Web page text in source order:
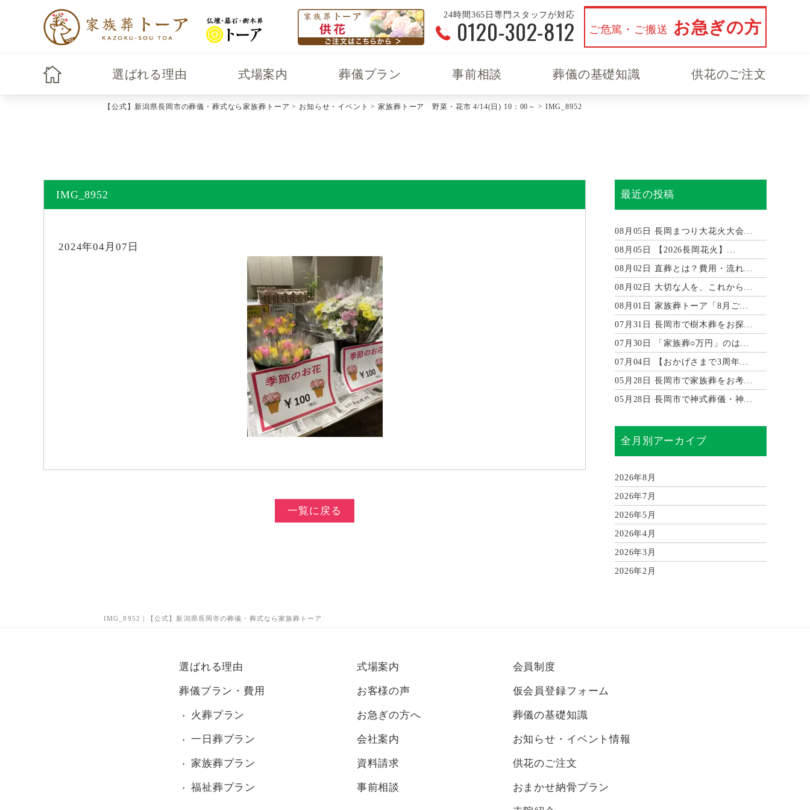
24時間365日専門スタッフが対応
0120-302-812 ご危篤・ご搬送 お急ぎの方
選ばれる理由 式場案内 葬儀プラン 事前相談 葬儀の基礎知識 供花のご注文
【公式】新潟県長岡市の葬儀・葬式なら家族葬トーア > お知らせ・イベント >家族葬トーア 野菜・花市 4/14(日) 10：00～ > IMG_8952
IMG_8952 | 【公式】新潟県長岡市の葬儀・葬式なら家族葬トーア
IMG_8952
2024年04月07日
一覧に戻る
最近の投稿
08月05日 長岡まつり大花火大会...
08月05日 【2026長岡花火】...
08月02日 直葬とは？費用・流れ...
08月02日 大切な人を、これから...
08月01日 家族葬トーア「8月ご...
07月31日 長岡市で樹木葬をお探...
07月30日 「家族葬○万円」のは...
07月04日 【おかげさまで3周年...
05月28日 長岡市で家族葬をお考...
05月28日 長岡市で神式葬儀・神...
全月別アーカイブ
2026年8月
2026年7月
2026年5月
2026年4月
2026年3月
2026年2月
2025年5月
選ばれる理由
葬儀プラン・費用
火葬プラン
一日葬プラン
家族葬プラン
福祉葬プラン
式場案内
お客様の声
お急ぎの方へ
会社案内
資料請求
事前相談
会員制度
仮会員登録フォーム
葬儀の基礎知識
お知らせ・イベント情報
供花のご注文
おまかせ納骨プラン